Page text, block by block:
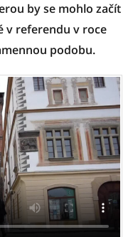
by se mohlo začít
v referendu v roce
podobu.